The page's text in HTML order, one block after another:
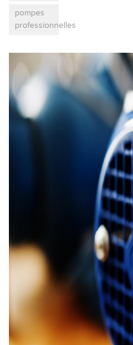
pompes
professionnelles